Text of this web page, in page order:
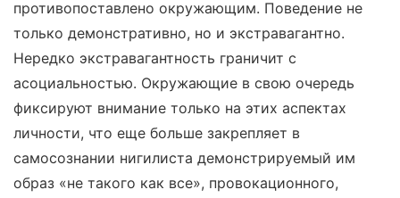
противопоставлено окружающим. Поведение не
только демонстративно, но и экстравагантно.
Нередко экстравагантность граничит с
асоциальностью. Окружающие в свою очередь
фиксируют внимание только на этих аспектах
личности, что еще больше закрепляет в
самосознании нигилиста демонстрируемый им
образ «не такого как все», провокационного,